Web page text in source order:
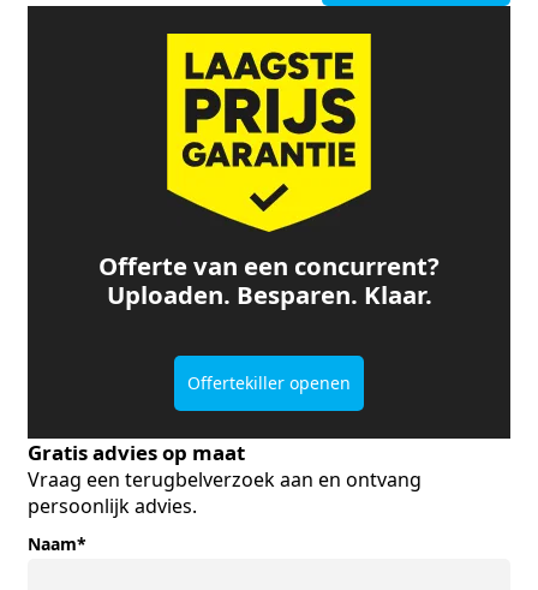
Offerte van een concurrent?
Uploaden. Besparen. Klaar.
Offertekiller openen
Gratis advies op maat
Vraag een terugbelverzoek aan en ontvang
persoonlijk advies.
Naam*